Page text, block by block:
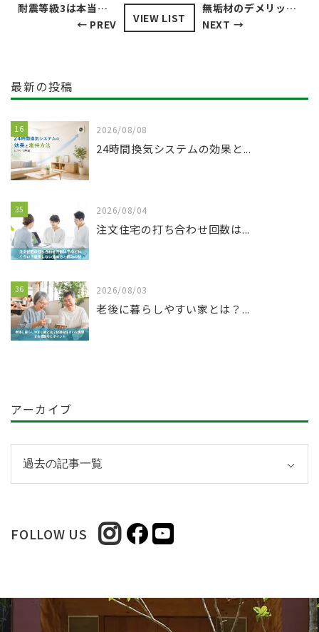
耐震等級3は本当に必要か？メリットとデメリットを解説！
← PREV
VIEW LIST
無垢材のデメリットを知れば後悔しない家づくりができる
NEXT →
最新の投稿
16 2026/08/08
24時間換気システムの効果と...
35 2026/08/04
注文住宅の打ち合わせ回数は...
36 2026/08/03
老後に暮らしやすい家とは？...
アーカイブ
FOLLOW US